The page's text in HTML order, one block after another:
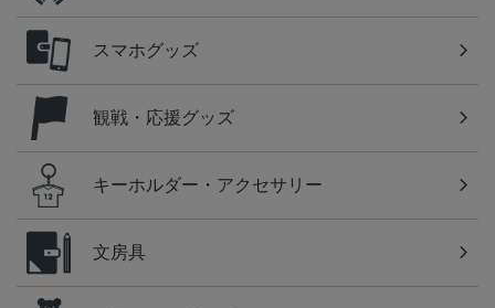
スマホグッズ
観戦・応援グッズ
キーホルダー・アクセサリー
文房具